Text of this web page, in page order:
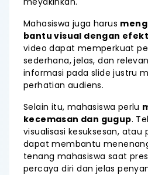
Mahasiswa juga harus
bantu visual dengan
video dapat memperkuat
sederhana, jelas, dan
informasi pada slide justru
perhatian audiens.
Selain itu, mahasiswa perlu
kecemasan dan gugup.
visualisasi kesuksesan,
dapat membantu
tenang mahasiswa saat
percaya diri dan jelas